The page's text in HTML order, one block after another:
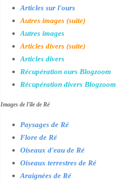
Articles sur l'ours
Autres images (suite)
Autres images
Articles divers (suite)
Articles divers
Récupération ours Blogzoom
Récupération divers Blogzoom
Images de l'île de Ré
Paysages de Ré
Flore de Ré
Oiseaux d'eau de Ré
Oiseaux terrestres de Ré
Araignées de Ré